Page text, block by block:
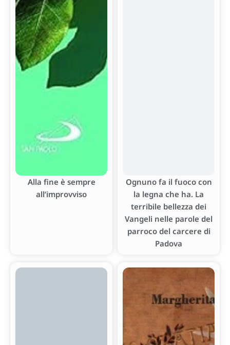
Alla fine è sempre
all’improvviso
Ognuno fa il fuoco con
la legna che ha. La
terribile bellezza dei
Vangeli nelle parole del
parroco del carcere di
Padova